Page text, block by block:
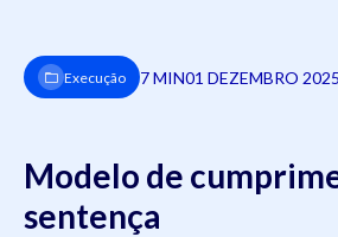
Execução 7 MIN01 DEZEMBRO 2025
Modelo de
sentença